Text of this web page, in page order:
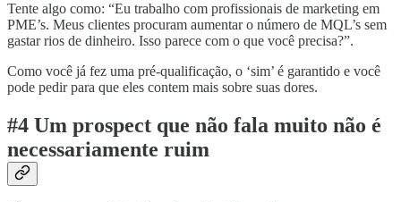
Tente algo como: “Eu trabalho com profissionais de marketing em
PME’s. Meus clientes procuram aumentar o número de MQL’s sem
gastar rios de dinheiro. Isso parece com o que você precisa?”.
Como você já fez uma pré-qualificação, o ‘sim’ é garantido e você
pode pedir para que eles contem mais sobre suas dores.
#4 Um prospect que não fala muito não é
necessariamente ruim